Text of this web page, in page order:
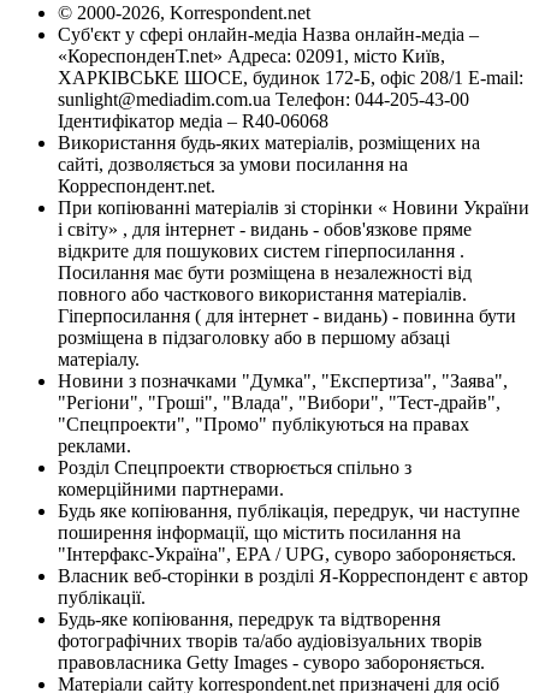
© 2000-2026, Korrespondent.net
Суб'єкт у сфері онлайн-медіа Назва онлайн-медіа –
«КореспонденТ.net» Адреса: 02091, місто Київ,
ХАРКІВСЬКЕ ШОСЕ, будинок 172-Б, офіс 208/1 E-mail:
sunlight@mediadim.com.ua Телефон: 044-205-43-00
Ідентифікатор медіа – R40-06068
Використання будь-яких матеріалів, розміщених на
сайті, дозволяється за умови посилання на
Корреспондент.net.
При копіюванні матеріалів зі сторінки « Новини України
і світу» , для інтернет - видань - обов'язкове пряме
відкрите для пошукових систем гіперпосилання .
Посилання має бути розміщена в незалежності від
повного або часткового використання матеріалів.
Гіперпосилання ( для інтернет - видань) - повинна бути
розміщена в підзаголовку або в першому абзаці
матеріалу.
Новини з позначками "Думка", "Експертиза", "Заява",
"Регіони", "Гроші", "Влада", "Вибори", "Тест-драйв",
"Спецпроекти", "Промо" публікуються на правах
реклами.
Розділ Спецпроекти створюється спільно з
комерційними партнерами.
Будь яке копіювання, публікація, передрук, чи наступне
поширення інформації, що містить посилання на
"Інтерфакс-Україна", EPA / UPG, суворо забороняється.
Власник веб-сторінки в розділі Я-Корреспондент є автор
публікації.
Будь-яке копіювання, передрук та відтворення
фотографічних творів та/або аудіовізуальних творів
правовласника Getty Images - суворо забороняється.
Матеріали сайту korrespondent.net призначені для осіб